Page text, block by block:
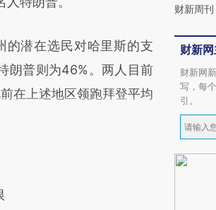
潜在选民对哈里斯的支
朗普则为46%。两人目前
在上述地区领跑拜登平均
财新周刊
财新
财新网
写，每
引。